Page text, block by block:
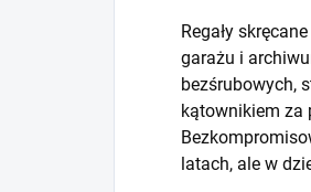
Regały
garażu i
bezśrubowych,
kątownikiem za
latach, ale w